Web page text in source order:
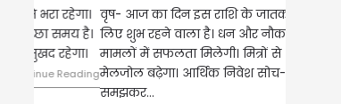
वृष- आज का दिन इस राशि के जातकों के
लिए शुभ रहने वाला है। धन और नौकरी के
मामलों में सफलता मिलेगी। मित्रों से
मेलजोल बढ़ेगा। आर्थिक निवेश सोच-
समझकर...